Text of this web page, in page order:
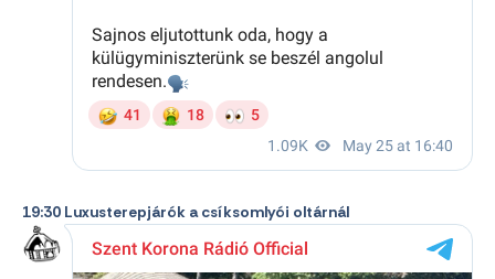
19:30 Luxusterepjárók a csíksomlyói oltárnál